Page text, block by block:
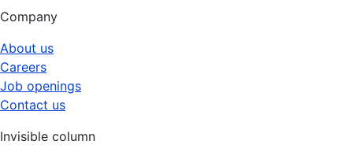
Company
About us
Careers
Job openings
Contact us
Invisible column